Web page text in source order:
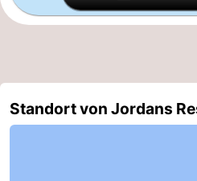
-
Duin
Katwijk
-
Standort von Jordans